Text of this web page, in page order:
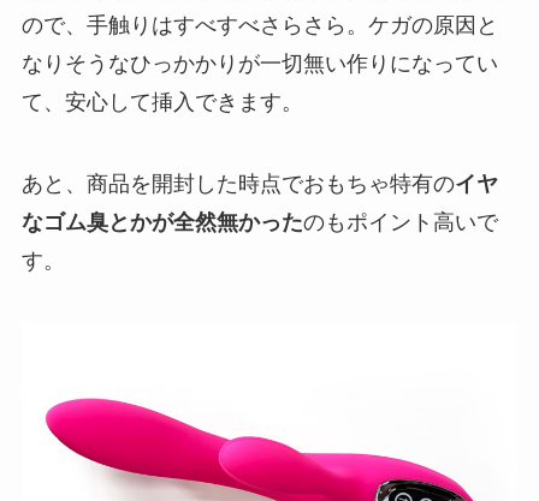
ので、手触りはすべすべさらさら。ケガの原因と
なりそうなひっかかりが一切無い作りになってい
て、安心して挿入できます。
あと、商品を開封した時点でおもちゃ特有のイヤ
なゴム臭とかが全然無かったのもポイント高いで
す。